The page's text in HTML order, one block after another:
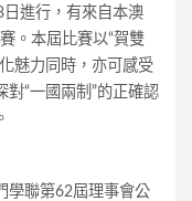
進行，有來自本澳
。本屆比賽以“賀雙
魅力同時，亦可感受
“一國兩制”的正確認
學聯第62屆理事會公